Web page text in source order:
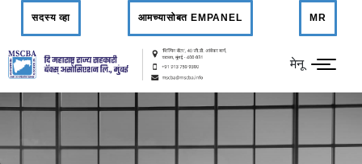
सदस्य व्हा आमच्यासोबत EMPANEL MR
मेनू